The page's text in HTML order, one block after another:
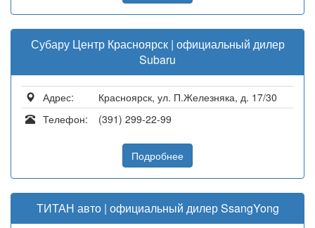
Субару Центр Красноярск | официальный дилер
Subaru
Адрес:
Красноярск, ул. П.Железняка, д. 17/30
Телефон:
(391) 299-22-99
Подробнее
ТИТАН авто | официальный дилер SsangYong